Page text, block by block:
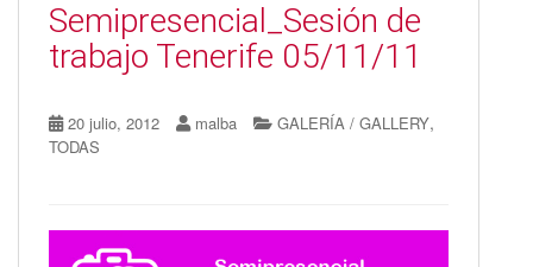
Semipresencial_Sesión de
trabajo Tenerife 05/11/11
20 julio, 2012 malba GALERÍA / GALLERY,
TODAS